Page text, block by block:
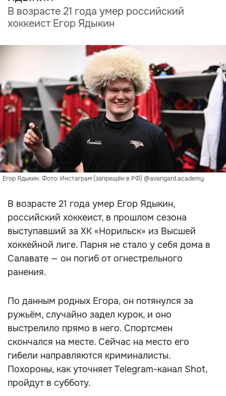
В возрасте 21 года умер российский
хоккеист Егор Ядыкин
Егор Ядыкин. Фото: Инстаграм (запрещён в РФ) @avangard.academy
В возрасте 21 года умер Егор Ядыкин,
российский хоккеист, в прошлом сезона
выступавший за ХК «Норильск» из Высшей
хоккейной лиге. Парня не стало у себя дома в
Салавате — он погиб от огнестрельного
ранения.
По данным родных Егора, он потянулся за
ружьём, случайно задел курок, и оно
выстрелило прямо в него. Спортсмен
скончался на месте. Сейчас на место его
гибели направляются криминалисты.
Похороны, как уточняет Telegram-канал Shot,
пройдут в субботу.